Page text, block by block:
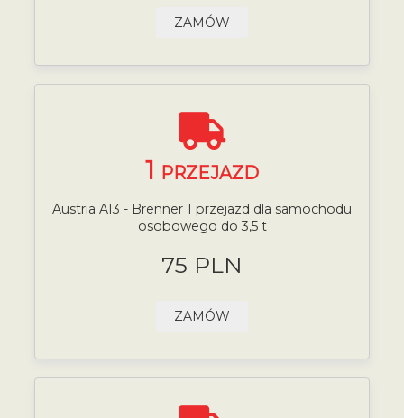
ZAMÓW
1 PRZEJAZD
Austria A13 - Brenner 1 przejazd dla samochodu
osobowego do 3,5 t
75 PLN
ZAMÓW